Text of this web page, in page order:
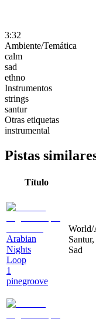
3:32
Ambiente/Temática
calm
sad
ethno
Instrumentos
strings
santur
Otras etiquetas
instrumental
Pistas
Título
Arabian
Nights
Loop
1
pinegroove
World/
Sad